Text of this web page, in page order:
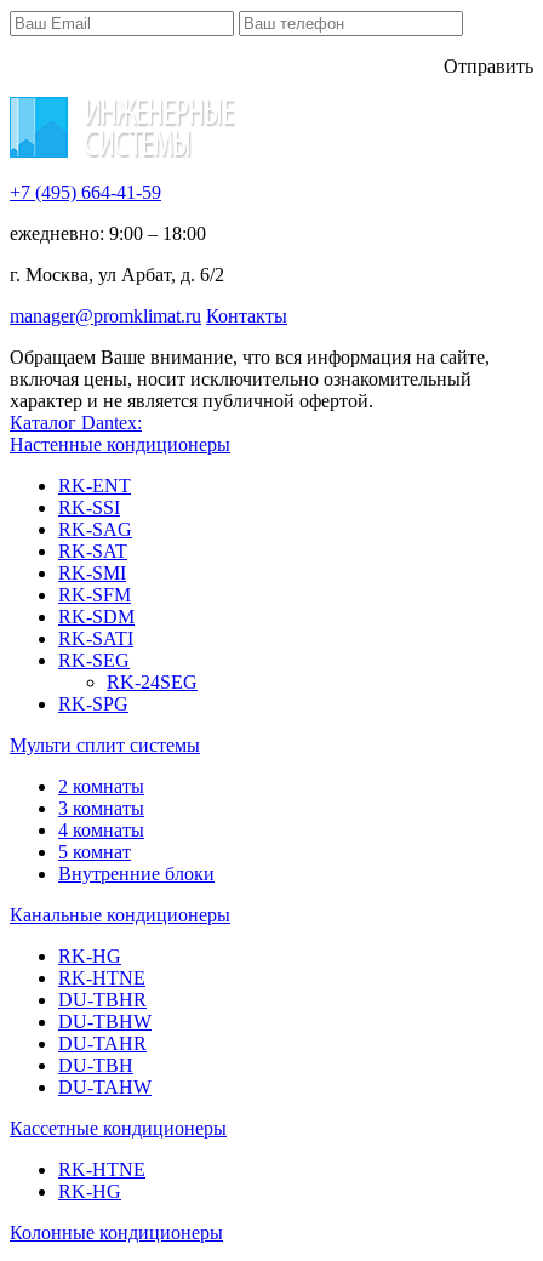
Отправить
+7 (495) 664-41-59
ежедневно: 9:00 – 18:00
г. Москва, ул Арбат, д. 6/2
manager@promklimat.ru Контакты
Обращаем Ваше внимание, что вся информация на сайте,
включая цены, носит исключительно ознакомительный
характер и не является публичной офертой.
Каталог Dantex:
Настенные кондиционеры
RK-ENT
RK-SSI
RK-SAG
RK-SAT
RK-SMI
RK-SFM
RK-SDM
RK-SATI
RK-SEG
RK-24SEG
RK-SPG
Мульти сплит системы
2 комнаты
3 комнаты
4 комнаты
5 комнат
Внутренние блоки
Канальные кондиционеры
RK-HG
RK-HTNE
DU-TBHR
DU-TBHW
DU-TAHR
DU-TBH
DU-TAHW
Кассетные кондиционеры
RK-HTNE
RK-HG
Колонные кондиционеры